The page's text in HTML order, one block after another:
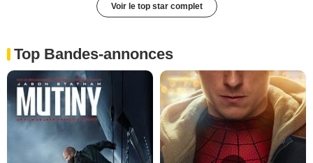
Voir le top star complet
Top Bandes-annonces